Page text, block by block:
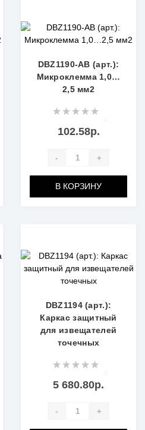
DBZ1190-AB (арт.):
Микроклемма 1,0…
2,5 мм2
102.58р.
- +
В КОРЗИНУ
DBZ1194 (арт.):
Каркас защитный
для извещателей
точечных
5 680.80р.
- +